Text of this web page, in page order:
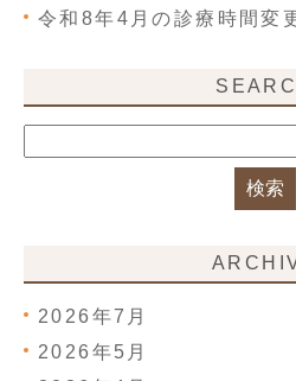
令和8年4月の診療時間変
2026年7月
2026年5月